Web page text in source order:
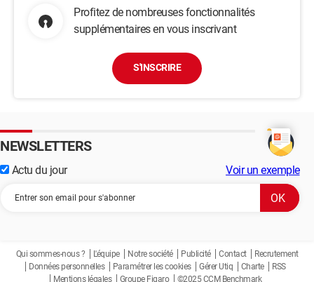
Profitez de nombreuses fonctionnalités
supplémentaires en vous inscrivant
S'INSCRIRE
NEWSLETTERS
Actu du jour Voir un exemple
Qui sommes-nous ? L'équipe Notre société Publicité Contact
Recrutement
Données personnelles
Paramétrer les cookies Gérer Utiq Charte
RSS
Mentions légales
Groupe Figaro ©2025 CCM Benchmark